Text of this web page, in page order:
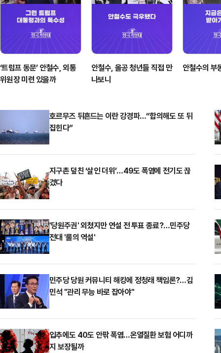
‘트럼프 동문’ 안철수, 외통
위원장 미련 있을까
안철수, 올공 청년들 직접 만
나보니
안철수의 부
호르무즈 뒤흔드는 이란 강경파…“합의해도 또 뒤
집힌다”
지구촌 덮친 ‘살인 더위’…49도 폭염에 전기도 끊
겼다
'당원주권' 외쳤지만 연설 전 투표 종료?…민주당
전대 '룰의 역설'
민주당 당원 커뮤니티 해킹에 정청래 책임론?…김
민석 "관리 무능 바로 잡아야"
입추에도 40도 안팎 폭염…온열질환 보험 어디까
지 보장될까